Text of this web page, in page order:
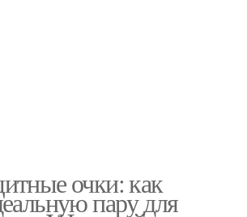
очки: как
пару для